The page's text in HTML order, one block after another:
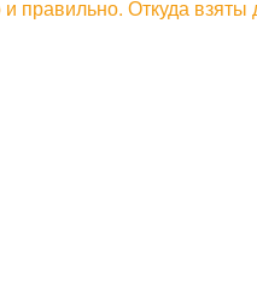
правильно. Откуда взяты